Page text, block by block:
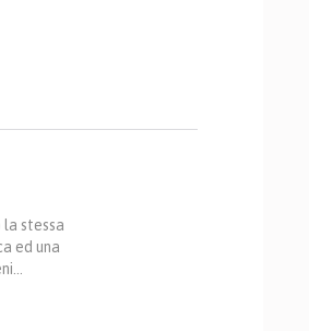
stessa
ed una